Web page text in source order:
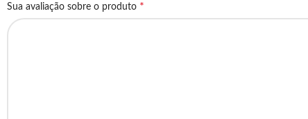
Sua avaliação sobre o produto *